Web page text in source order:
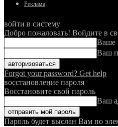
Реклама
войти в систему
Добро пожаловать! Войдите в
Ваше
Ваш
Forgot your password? Get help
восстановление пароля
Восстановите свой пароль
Ваш
Пароль будет выслан Вам по